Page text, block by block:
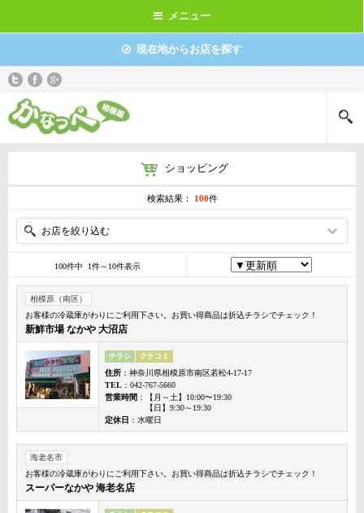
メニュー
現在地からお店を探す
ショッピング
検索結果： 100件
お店を絞り込む
100件中 1件～10件表示
相模原（南区）
お客様の冷蔵庫がわりにご利用下さい。お買い得商品は折込チラシでチェック！
新鮮市場 なかや 大沼店
チラシ クチコミ
住所 ：神奈川県相模原市南区若松4-17-17
TEL ：042-767-5660
営業時間 ：【月～土】10:00〜19:30
【日】9:30～19:30
定休日 ：水曜日
海老名市
お客様の冷蔵庫がわりにご利用下さい。お買い得商品は折込チラシでチェック！
スーパーなかや 海老名店